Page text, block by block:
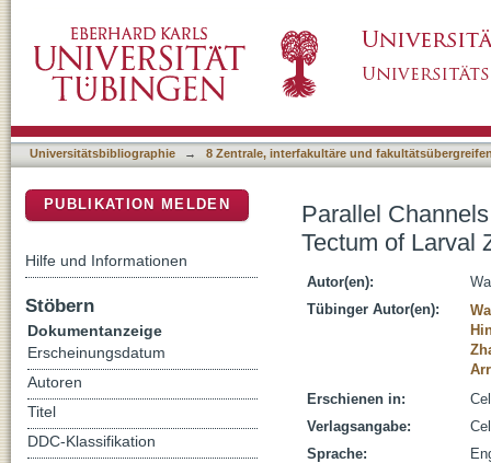
Universitätsbibliographie → 8 Zentrale, interfakultäre und
Parallel
Tectum of Larval
Autor(en):
Tübinger Autor(en):
Erschienen in:
Verlagsangabe:
Sprache:
PUBLIKATION MELDEN
Hilfe und Informationen
Stöbern
Dokumentanzeige
Erscheinungsdatum
Autoren
Titel
DDC-Klassifikation